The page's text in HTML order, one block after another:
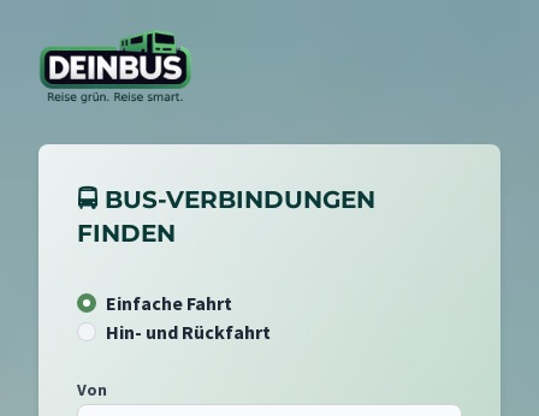
🚍 BUS-VERBINDUNGEN
FINDEN
Einfache Fahrt
Hin- und Rückfahrt
Von